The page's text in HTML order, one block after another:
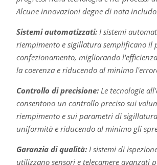
Alcune innovazioni degne di nota
Sistemi automatizzati:I sistemi
riempimento e sigillatura semplificano il
confezionamento, migliorando
la coerenza e riducendo al minimo
Controllo di precisione:Le tecnologie
consentono un controllo preciso sui
riempimento e sui parametri di
uniformità e riducendo al minimo gli
Garanzia di qualità:I sistemi di
utilizzano sensori e telecamere avanzati